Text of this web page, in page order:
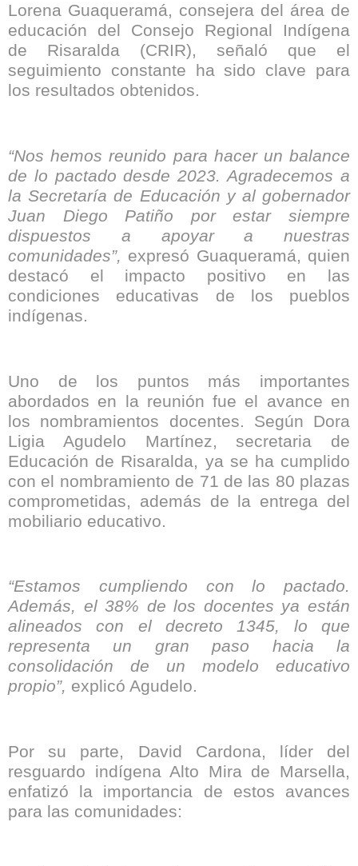
Lorena Guaqueramá, consejera del área de
educación del Consejo Regional Indígena
de Risaralda (CRIR), señaló que el
seguimiento constante ha sido clave para
los resultados obtenidos.
“Nos hemos reunido para hacer un balance
de lo pactado desde 2023. Agradecemos a
la Secretaría de Educación y al gobernador
Juan Diego Patiño por estar siempre
dispuestos a apoyar a nuestras
comunidades”, expresó Guaqueramá, quien
destacó el impacto positivo en las
condiciones educativas de los pueblos
indígenas.
Uno de los puntos más importantes
abordados en la reunión fue el avance en
los nombramientos docentes. Según Dora
Ligia Agudelo Martínez, secretaria de
Educación de Risaralda, ya se ha cumplido
con el nombramiento de 71 de las 80 plazas
comprometidas, además de la entrega del
mobiliario educativo.
“Estamos cumpliendo con lo pactado.
Además, el 38% de los docentes ya están
alineados con el decreto 1345, lo que
representa un gran paso hacia la
consolidación de un modelo educativo
propio”, explicó Agudelo.
Por su parte, David Cardona, líder del
resguardo indígena Alto Mira de Marsella,
enfatizó la importancia de estos avances
para las comunidades: